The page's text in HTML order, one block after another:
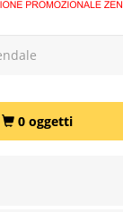
0 oggetti